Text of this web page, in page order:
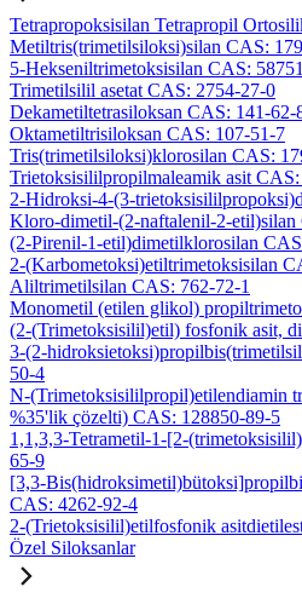
Tetrapropoksisilan Tetrapropil
Metiltris(trimetilsiloksi)silan CAS:
5-Hekseniltrimetoksisilan CAS:
Trimetilsilil asetat CAS: 2754-27-0
Dekametiltetrasiloksan CAS: 141-62-
Oktametiltrisiloksan CAS: 107-51-7
Tris(trimetilsiloksi)klorosilan CAS:
Trietoksisililpropilmaleamik asit
2-Hidroksi-4-(3-
Kloro-dimetil-(2-naftalenil-2-etil)silan
(2-Pirenil-1-etil)dimetilklorosilan
2-(Karbometoksi)etiltrimetoksisilan
Aliltrimetilsilan CAS: 762-72-1
Monometil (etilen glikol)
(2-(Trimetoksisilil)etil) fosfonik asit,
3-(2-
50-4
N-(Trimetoksisililpropil)etilendiamin
%35'lik çözelti) CAS: 128850-89-5
1,1,3,3-Tetrametil-1-[2-
65-9
[3,3-
CAS: 4262-92-4
2-(Trietoksisilil)etilfosfonik
Özel Siloksanlar